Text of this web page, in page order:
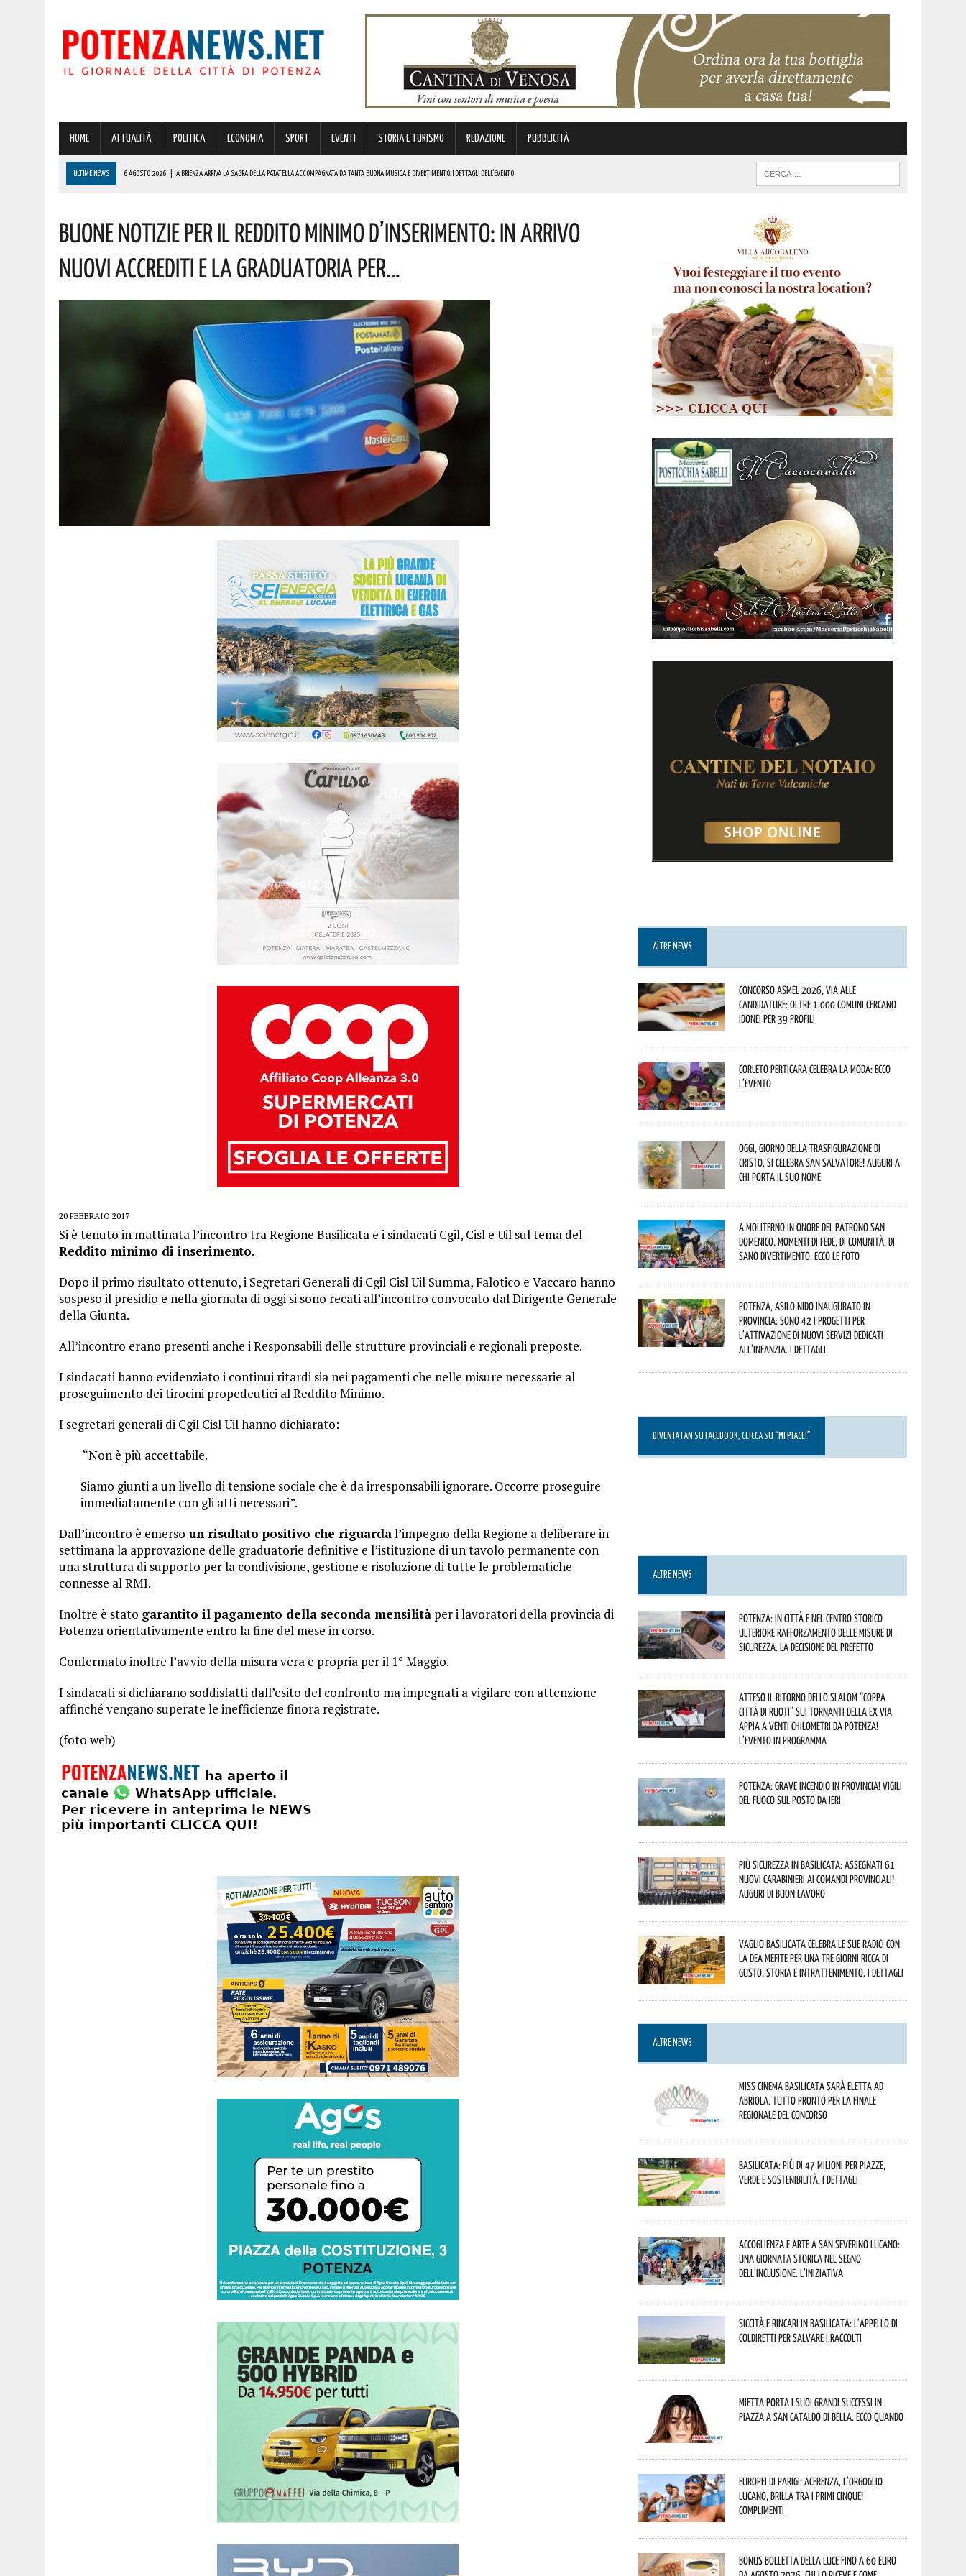
HOME ATTUALITÀ POLITICA ECONOMIA SPORT EVENTI STORIA E TURISMO REDAZIONE PUBBLICITÀ
ULTIME NEWS 6 AGOSTO 2026 A BRIENZA ARRIVA LA SAGRA DELLA PATATELLA ACCOMPAGNATA DA TANTA BUONA MUSICA E DIVERTIMENTO. I DETTAGLI DELL’EVENTO
6 AGOSTO 2026 | ACERENZA PRONTA AD ACCOGLIERE LA NUOVA EDIZIONE DELLA RIEVOCAZIONE STORICA “DAI LONGOBARDI AI NORMANNI”. I DETTAGLI
7 AGOSTO 2026 | OGGI SI FESTEGGIA SAN DONATO, UNO DEI SANTI PIÙ AMATI DELLA BASILICATA! AUGURI A CHI PORTA IL SUO NOME
BUONE NOTIZIE PER IL REDDITO MINIMO D’INSERIMENTO: IN ARRIVO
NUOVI ACCREDITI E LA GRADUATORIA PER…
20 FEBBRAIO 2017
Si è tenuto in mattinata l’incontro tra Regione Basilicata e i sindacati Cgil, Cisl e Uil sul tema del
Reddito minimo di inserimento.
Dopo il primo risultato ottenuto, i Segretari Generali di Cgil Cisl Uil Summa, Falotico e Vaccaro hanno
sospeso il presidio e nella giornata di oggi si sono recati all’incontro convocato dal Dirigente Generale
della Giunta.
All’incontro erano presenti anche i Responsabili delle strutture provinciali e regionali preposte.
I sindacati hanno evidenziato i continui ritardi sia nei pagamenti che nelle misure necessarie al
proseguimento dei tirocini propedeutici al Reddito Minimo.
I segretari generali di Cgil Cisl Uil hanno dichiarato:
“Non è più accettabile.
Siamo giunti a un livello di tensione sociale che è da irresponsabili ignorare. Occorre proseguire
immediatamente con gli atti necessari”.
Dall’incontro è emerso un risultato positivo che riguardal’impegno della Regione a deliberare in
settimana la approvazione delle graduatorie definitive e l’istituzione di un tavolo permanente con
una struttura di supporto per la condivisione, gestione e risoluzione di tutte le problematiche
connesse al RMI.
Inoltre è stato garantito il pagamento della seconda mensilità per i lavoratori della provincia di
Potenza orientativamente entro la fine del mese in corso.
Confermato inoltre l’avvio della misura vera e propria per il 1° Maggio.
I sindacati si dichiarano soddisfatti dall’esito del confronto ma impegnati a vigilare con attenzione
affinché vengano superate le inefficienze finora registrate.
(foto web)
ALTRE NEWS
Concorso Asmel 2026, via alle
candidature: oltre 1.000 Comuni cercano
idonei per 39 profili
Corleto Perticara celebra la moda: ecco
l’evento
Oggi, giorno della Trasfigurazione di
Cristo, si celebra San Salvatore! Auguri a
chi porta il suo nome
A Moliterno in onore del Patrono San
Domenico, momenti di fede, di comunità, di
sano divertimento. Ecco le foto
Potenza, asilo nido inaugurato in
provincia: sono 42 i progetti per
l’attivazione di nuovi servizi dedicati
all’infanzia. I dettagli
DIVENTA FAN SU FACEBOOK, CLICCA SU “MI PIACE!”
ALTRE NEWS
Potenza: in città e nel centro storico
ulteriore rafforzamento delle misure di
sicurezza. La decisione del Prefetto
Atteso il ritorno dello slalom “Coppa
Città di Ruoti” sui tornanti della ex via
Appia a venti chilometri da Potenza!
L’evento in programma
Potenza: grave incendio in Provincia! Vigili
del fuoco sul posto da ieri
Più sicurezza in Basilicata: assegnati 61
nuovi Carabinieri ai Comandi provinciali!
Auguri di buon lavoro
Vaglio Basilicata celebra le sue radici con
la Dea Mefite per una tre giorni ricca di
gusto, storia e intrattenimento. I dettagli
ALTRE NEWS
Miss Cinema Basilicata sarà eletta ad
Abriola. Tutto pronto per la finale
regionale del concorso
Basilicata: più di 47 milioni per piazze,
verde e sostenibilità. I dettagli
Accoglienza e arte a San Severino Lucano:
una giornata storica nel segno
dell’inclusione. L’iniziativa
Siccità e rincari in Basilicata: l’appello di
Coldiretti per salvare i raccolti
Mietta porta i suoi grandi successi in
piazza a San Cataldo di Bella. Ecco quando
Europei di Parigi: Acerenza, l’orgoglio
lucano, brilla tra i primi cinque!
Complimenti
Bonus bolletta della luce fino a 60 euro